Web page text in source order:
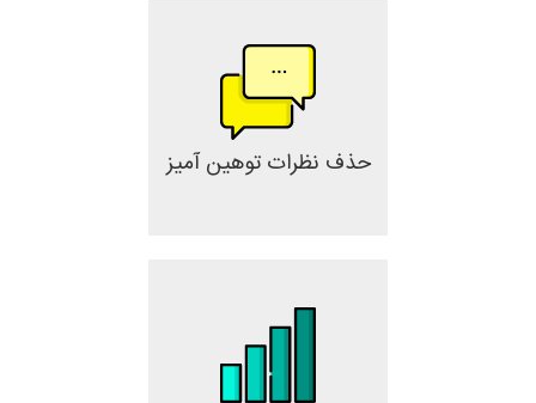
حذف نظرات توهین آمیز